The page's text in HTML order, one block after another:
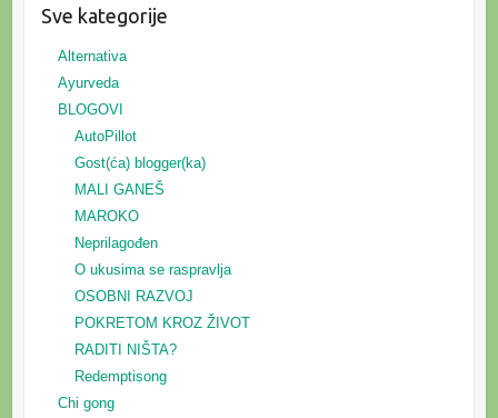
Sve kategorije
Alternativa
Ayurveda
BLOGOVI
AutoPillot
Gost(ća) blogger(ka)
MALI GANEŠ
MAROKO
Neprilagođen
O ukusima se raspravlja
OSOBNI RAZVOJ
POKRETOM KROZ ŽIVOT
RADITI NIŠTA?
Redemptisong
Chi gong